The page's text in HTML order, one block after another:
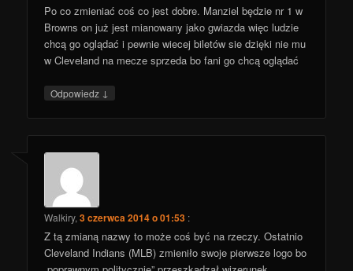
Po co zmieniać coś co jest dobre. Manziel będzie nr 1 w
Browns on już jest mianowany jako gwiazda więc ludzie
chcą go oglądać i pewnie wiecej biletów sie dzięki nie mu
w Cleveland na mecze sprzeda bo fani go chcą oglądać
Odpowiedz ↓
Walkiry,3 czerwca 2014 o 01:53 :
Z tą zmianą nazwy to może coś być na rzeczy. Ostatnio
Cleveland Indians (MLB) zmieniło swoje pierwsze logo bo